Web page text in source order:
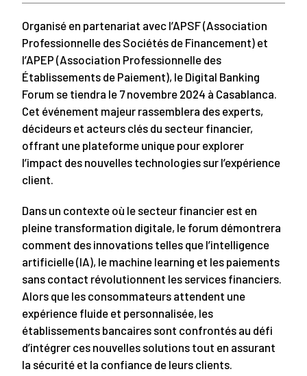
Organisé en partenariat avec l’APSF (Association
Professionnelle des Sociétés de Financement) et
l’APEP (Association Professionnelle des
Établissements de Paiement), le Digital Banking
Forum se tiendra le 7 novembre 2024 à Casablanca.
Cet événement majeur rassemblera des experts,
décideurs et acteurs clés du secteur financier,
offrant une plateforme unique pour explorer
l’impact des nouvelles technologies sur l’expérience
client.
Dans un contexte où le secteur financier est en
pleine transformation digitale, le forum démontrera
comment des innovations telles que l’intelligence
artificielle (IA), le machine learning et les paiements
sans contact révolutionnent les services financiers.
Alors que les consommateurs attendent une
expérience fluide et personnalisée, les
établissements bancaires sont confrontés au défi
d’intégrer ces nouvelles solutions tout en assurant
la sécurité et la confiance de leurs clients.